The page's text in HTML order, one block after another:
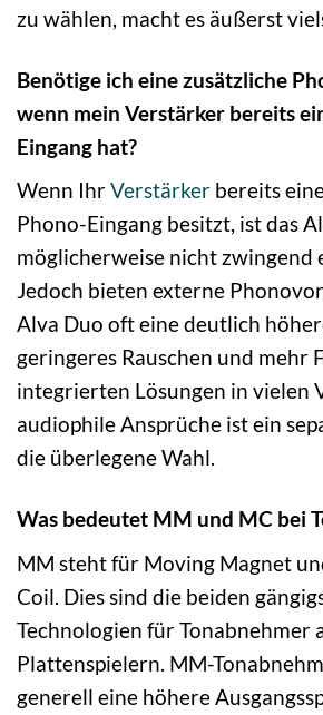
zu wählen, macht es äußerst
Benötige ich eine zusätzliche
wenn mein Verstärker bereits
Eingang hat?
Wenn IhrVerstärker bereits
Phono-Eingang besitzt, ist das
möglicherweise nicht zwingend
Jedoch bieten externe
Alva Duo oft eine deutlich
geringeres Rauschen und mehr
integrierten Lösungen in vielen
audiophile Ansprüche ist ein
die überlegene Wahl.
Was bedeutet MM und MC bei
MM steht für Moving Magnet
Coil. Dies sind die beiden
Technologien für Tonabnehmer
Plattenspielern. MM-
generell eine höhere